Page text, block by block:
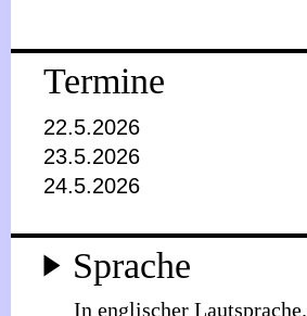
Termine
22.5.2026
23.5.2026
24.5.2026
Sprache
In englischer Lautsprache.